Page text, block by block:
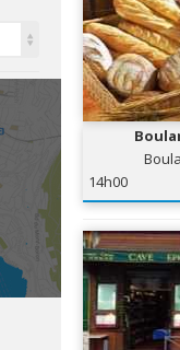
14h00